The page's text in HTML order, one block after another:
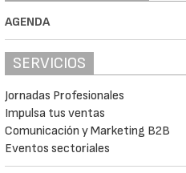
AGENDA
SERVICIOS
Jornadas Profesionales
Impulsa tus ventas
Comunicación y Marketing B2B
Eventos sectoriales